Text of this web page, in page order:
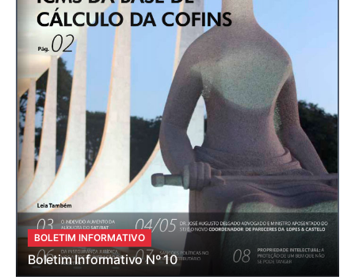
BOLETIM INFORMATIVO
Boletim Informativo Nº 10